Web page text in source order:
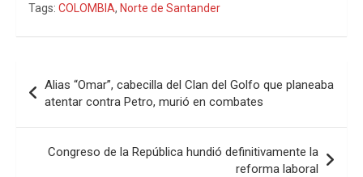
Tags: COLOMBIA, Norte de Santander
de
entradas
Alias “Omar”, cabecilla del Clan del Golfo que planeaba
atentar contra Petro, murió en combates
Congreso de la República hundió definitivamente la
reforma laboral